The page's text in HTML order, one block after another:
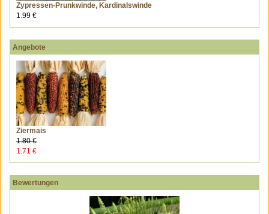
Zypressen-Prunkwinde, Kardinalswinde
1.99 €
Angebote
Ziermais
1.80 €
1.71 €
Bewertungen